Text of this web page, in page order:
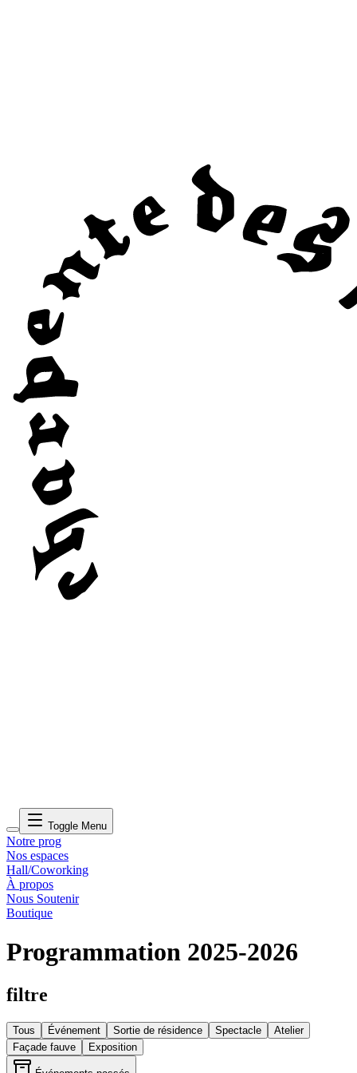
Toggle Menu
Notre prog
Nos espaces
Hall/Coworking
À propos
Nous Soutenir
Boutique
Programmation 2025-2026
filtre
Tous Événement Sortie de résidence Spectacle
Atelier
Façade fauve
Exposition